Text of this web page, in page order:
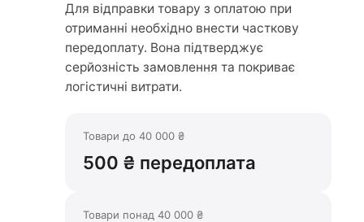
Для відправки товару з оплатою при
отриманні необхідно внести часткову
передоплату. Вона підтверджує
серйозність замовлення та покриває
логістичні витрати.
Товари до 40 000 ₴
500 ₴ передоплата
Товари понад 40 000 ₴